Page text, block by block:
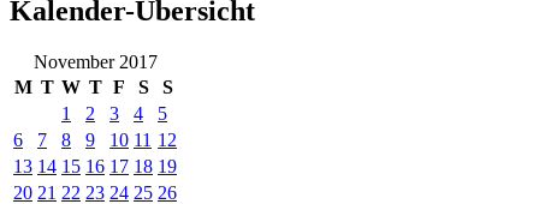
Kalender-Übersicht
November 2017
M T W T F S
S
1
2 3 4
5
6
7 8 9 10 11 12
13 14 15 16 17 18 19
20 21 22 23 24 25 26